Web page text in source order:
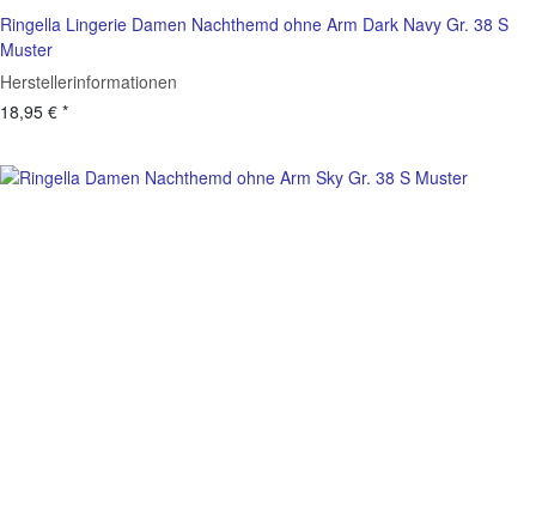
Ringella Lingerie Damen Nachthemd ohne Arm Dark Navy Gr. 38 S
Muster
Herstellerinformationen
18,95 € *